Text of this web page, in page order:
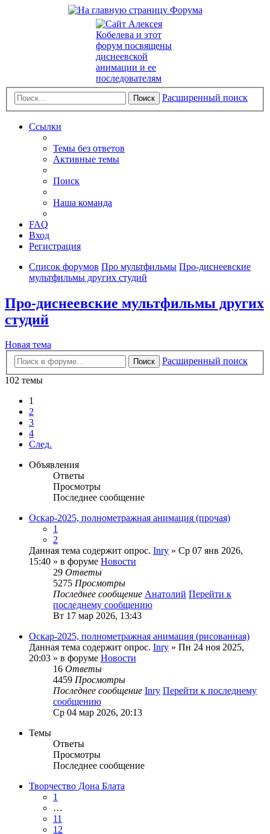
Поиск Расширенный поиск
Ссылки
Темы без ответов
Активные темы
Поиск
Наша команда
FAQ
Вход
Регистрация
Список форумов Про мультфильмы Про-диснеевские
мультфильмы других студий
Про-диснеевские мультфильмы других
студий
Новая тема
Поиск
Расширенный поиск
102 темы
1
2
3
4
След.
Объявления
Ответы
Просмотры
Последнее сообщение
Оскар-2025, полнометражная анимация (прочая)
1
2
Данная тема содержит опрос. Inry » Ср 07 янв 2026,
15:40 » в форуме Новости
29 Ответы
5275 Просмотры
Последнее сообщение Анатолий Перейти к
последнему сообщению
Вт 17 мар 2026, 13:43
Оскар-2025, полнометражная анимация (рисованная)
Данная тема содержит опрос. Inry » Пн 24 ноя 2025,
20:03 » в форуме Новости
16 Ответы
4459 Просмотры
Последнее сообщение Inry Перейти к последнему
сообщению
Ср 04 мар 2026, 20:13
Темы
Ответы
Просмотры
Последнее сообщение
Творчество Дона Блата
1
…
11
12